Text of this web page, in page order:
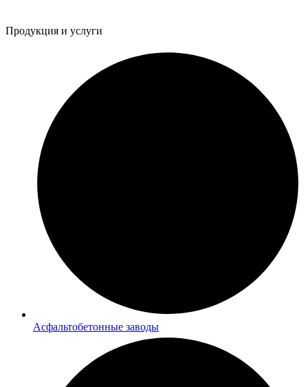
Продукция и услуги
Асфальтобетонные заводы